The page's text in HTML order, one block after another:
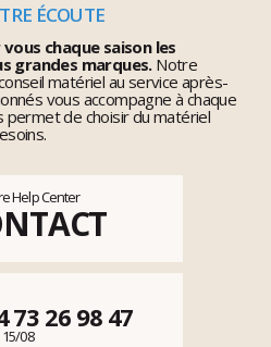
ÉCOUTE
chaque saison les
grandes marques.Notre
matériel au service après-
vous accompagne à chaque
de choisir du matériel
Help Center
73 26 98 47
08